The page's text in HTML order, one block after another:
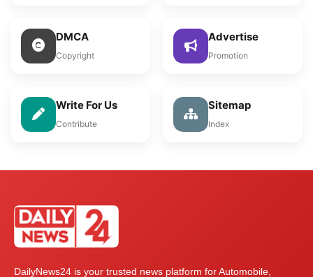
DMCA
Copyright
Advertise
Promotion
Write For Us
Contribute
Sitemap
Index
DailyNews24 is your trusted news platform for Automobile,